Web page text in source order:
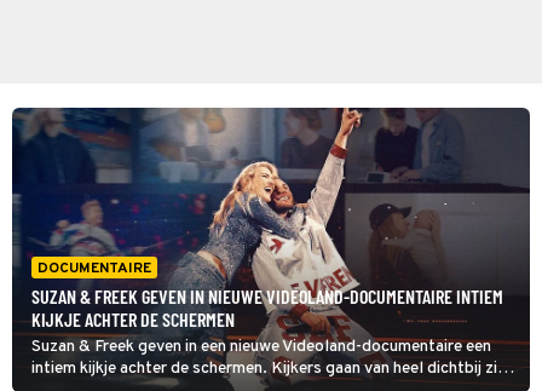
DOCUMENTAIRE
SUZAN & FREEK GEVEN IN NIEUWE VIDEOLAND-DOCUMENTAIRE INTIEM
KIJKJE ACHTER DE SCHERMEN
Suzan & Freek geven in een nieuwe Videoland-documentaire een
intiem kijkje achter de schermen. Kijkers gaan van heel dichtbij zien